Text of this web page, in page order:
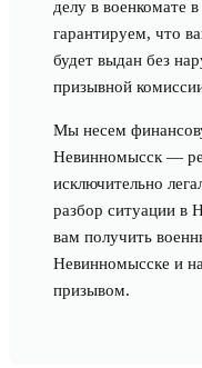
делу в военкомате
гарантируем, что
будет выдан без
призывной
Мы несем
Невинномысск —
исключительно
разбор ситуации
вам получить
Невинномысске и
призывом.